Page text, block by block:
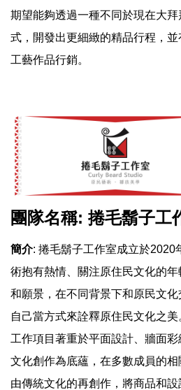
期望能夠透過一種不同於現在大
式，開發出更細緻的精品行程，
工藝作品行銷。
團隊名稱: 捲毛鬍子工
簡介: 捲毛鬍子工作室成立於2020
術抱有熱情、關注原住民文化的
和願景，在不同背景下和原民文
自己當方式來詮釋原住民文化之
工作項目著重於平面設計、牆面
文化創作為底蘊，在多數成員的
由傳統文化的再創作，將商品和